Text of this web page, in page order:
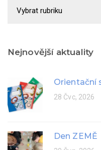
Nejnovější aktuality
Orientační
28 Čvc, 2026
Den ZEMĚ